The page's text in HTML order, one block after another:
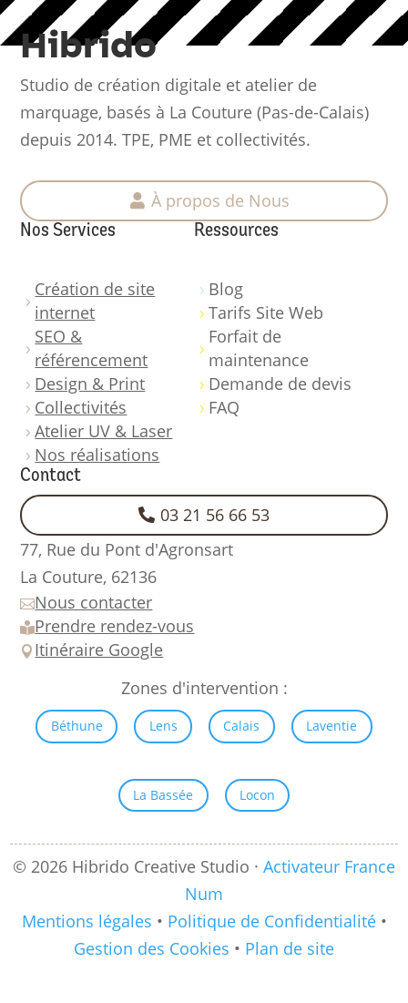
Hibrido
Studio de création digitale et atelier de
marquage, basés à La Couture (Pas-de-Calais)
depuis 2014. TPE, PME et collectivités.
À propos de Nous
Nos Services
5
Création de site
internet
5
SEO &
référencement
5 Design & Print
5 Collectivités
5Atelier UV & Laser
5 Nos réalisations
Ressources
5 Blog
5 Tarifs Site Web
5
Forfait de
maintenance
5 Demande de devis
5 FAQ
Contact
03 21 56 66 53
77, Rue du Pont d'Agronsart
La Couture, 62136
Nous contacter
Prendre rendez-vous
 Itinéraire Google
Zones d'intervention :
Béthune Lens Calais Laventie
La Bassée Locon
© 2026 Hibrido Creative Studio · Activateur France
Num
Mentions légales • Politique de Confidentialité•
Gestion des Cookies • Plan de site